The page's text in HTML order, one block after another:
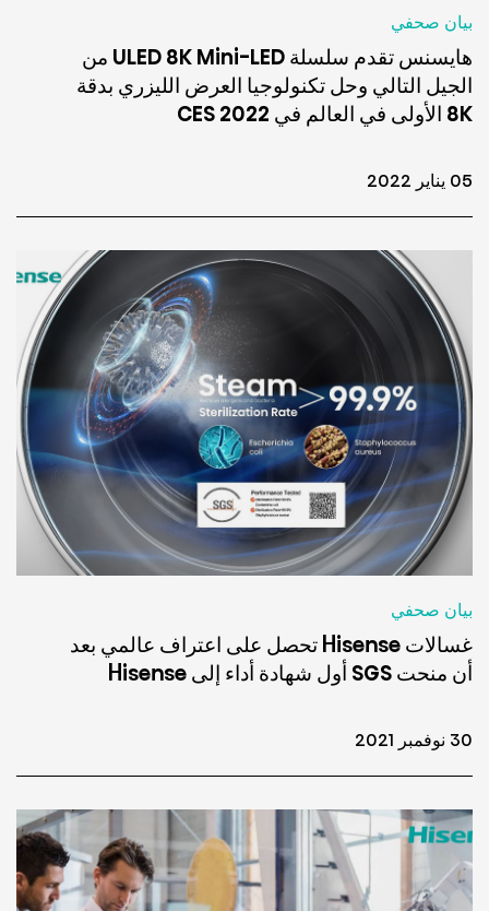
بيان صحفي
هايسنس تقدم سلسلة ULED 8K Mini-LED من
الجيل التالي وحل تكنولوجيا العرض الليزري بدقة
8K الأولى في العالم في CES 2022
05 يناير 2022
بيان صحفي
غسالات Hisense تحصل على اعتراف عالمي بعد
أن منحت SGS أول شهادة أداء إلى Hisense
30 نوفمبر 2021